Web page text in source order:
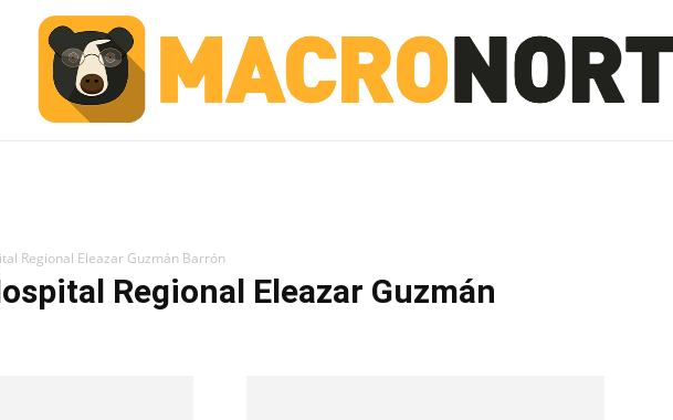
Regional Eleazar Guzmán Barrón
Regional Eleazar Guzmán